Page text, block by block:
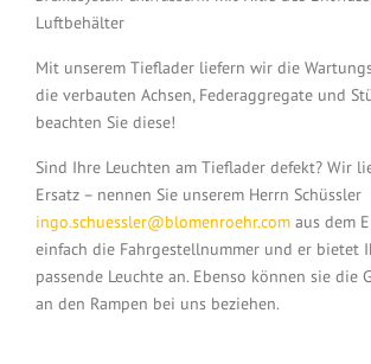
Luftbehälter
Mit unserem Tieflader liefern wir die
die verbauten Achsen, Federaggregate und
beachten Sie diese!
Sind Ihre Leuchten am Tieflader defekt? Wir
Ersatz – nennen Sie unserem Herrn Schüssler
ingo.schuessler@blomenroehr.com aus dem
einfach die Fahrgestellnummer und er bietet
passende Leuchte an. Ebenso können sie die
an den Rampen bei uns beziehen.